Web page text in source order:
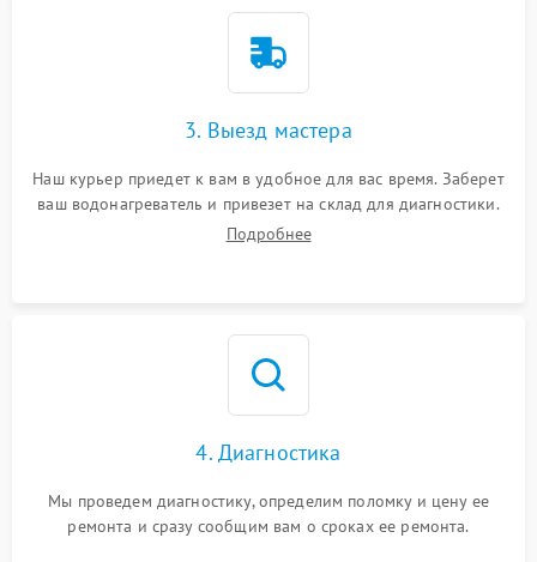
3. Выезд мастера
Наш курьер приедет к вам в удобное для вас время. Заберет
ваш водонагреватель и привезет на склад для диагностики.
Подробнее
4. Диагностика
Мы проведем диагностику, определим поломку и цену ее
ремонта и сразу сообщим вам о сроках ее ремонта.